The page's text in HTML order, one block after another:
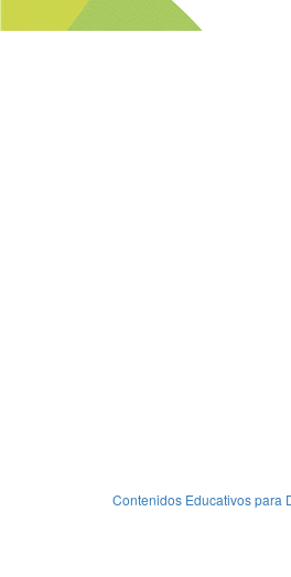
Contenidos Educativos para